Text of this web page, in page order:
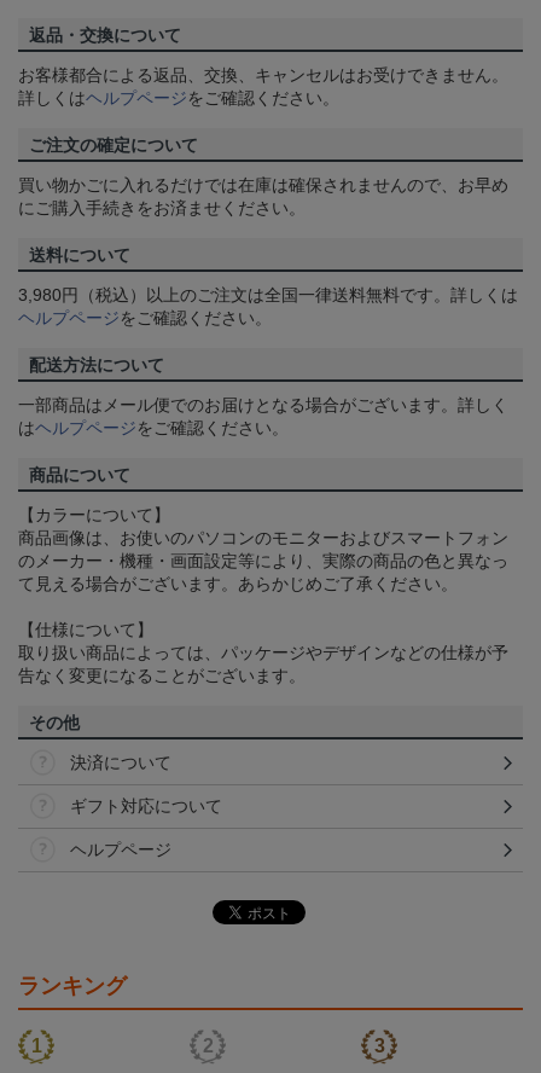
返品・交換について
お客様都合による返品、交換、キャンセルはお受けできません。
詳しくはヘルプページをご確認ください。
ご注文の確定について
買い物かごに入れるだけでは在庫は確保されませんので、お早め
にご購入手続きをお済ませください。
送料について
3,980円（税込）以上のご注文は全国一律送料無料です。詳しくは
ヘルプページをご確認ください。
配送方法について
一部商品はメール便でのお届けとなる場合がございます。詳しく
はヘルプページをご確認ください。
商品について
【カラーについて】
商品画像は、お使いのパソコンのモニターおよびスマートフォン
のメーカー・機種・画面設定等により、実際の商品の色と異なっ
て見える場合がございます。あらかじめご了承ください。
【仕様について】
取り扱い商品によっては、パッケージやデザインなどの仕様が予
告なく変更になることがございます。
その他
決済について
ギフト対応について
ヘルプページ
ランキング